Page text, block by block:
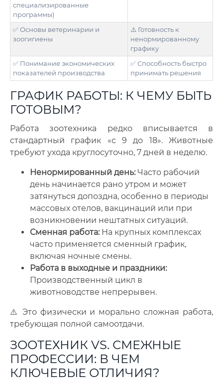
специализированные
программы)
✅ Основы ветеринарии и
зоогигиены
⚠️ Готовность к
ненормированному
графику
✅ Понимание экономических
показателей производства
✅ Способность быстро
принимать решения
ГРАФИК РАБОТЫ: К ЧЕМУ БЫТЬ
ГОТОВЫМ?
Работа зоотехника редко вписывается в
стандартный график «с 9 до 18». Животные
требуют ухода круглосуточно, 7 дней в неделю.
Ненормированный день:Часто рабочий
день начинается рано утром и может
затянуться допоздна, особенно в периоды
массовых отелов, вакцинаций или при
возникновении нештатных ситуаций.
Сменная работа:На крупных комплексах
часто применяется сменный график,
включая ночные смены.
Работа в выходные и праздники:
Производственный цикл в
животноводстве непрерывен.
⚠️ Это физически и морально сложная работа,
требующая полной самоотдачи.
ЗООТЕХНИК VS. СМЕЖНЫЕ
ПРОФЕССИИ: В ЧЕМ
КЛЮЧЕВЫЕ ОТЛИЧИЯ?